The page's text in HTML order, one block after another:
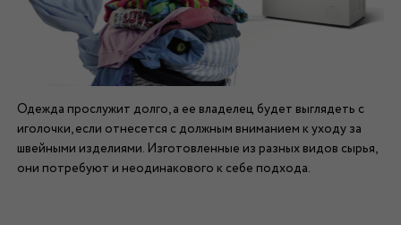
Одежда прослужит долго, а ее владелец будет выглядеть с
иголочки, если отнесется с должным вниманием к уходу за
швейными изделиями. Изготовленные из разных видов сырья,
они потребуют и неодинакового к себе подхода.